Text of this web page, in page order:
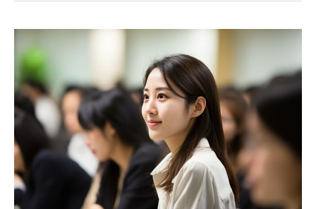
Prêt
étudiant
démystifier
les
options
pour
financer
vos